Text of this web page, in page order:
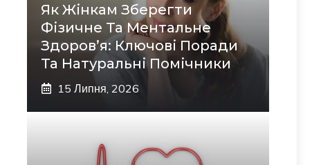
Як Жінкам Зберегти
Фізичне Та Ментальне
Здоров’я: Ключові Поради
Та Натуральні Помічники
15 Липня, 2026